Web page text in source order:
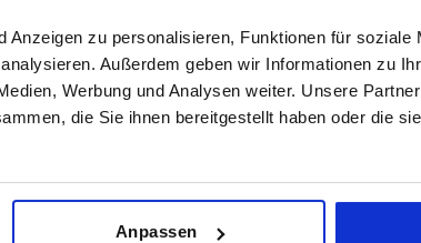
Anzeigen zu personalisieren, Funktionen für soziale
Außerdem geben wir Informationen zu
Werbung und Analysen weiter. Unsere
die Sie ihnen bereitgestellt haben oder die
Anpassen
zeichnet sich der Bügelgriff
Gestaltung der Bügelgriffe
und Finger. Sie ermöglichen
oder Verletzungen bei
geformten Bügelgriffen. Wählen